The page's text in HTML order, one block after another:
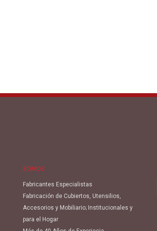
SOMOS
Fabricantes Especialistas
Fabricación de Cubiertos, Utensilios,
Accesorios y Mobiliario; Institucionales y
para el Hogar